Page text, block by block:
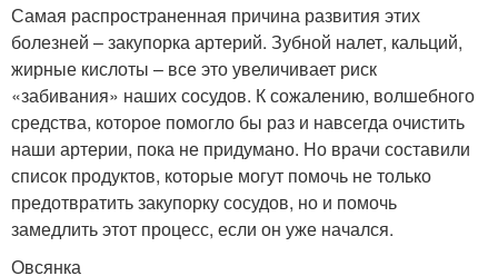
Самая распространенная причина развития этих
болезней – закупорка артерий. Зубной налет, кальций,
жирные кислоты – все это увеличивает риск
«забивания» наших сосудов. К сожалению, волшебного
средства, которое помогло бы раз и навсегда очистить
наши артерии, пока не придумано. Но врачи составили
список продуктов, которые могут помочь не только
предотвратить закупорку сосудов, но и помочь
замедлить этот процесс, если он уже начался.
Овсянка